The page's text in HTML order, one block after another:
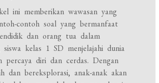
ini memberikan wawasan yang
contoh soal yang bermanfaat
dan orang tua dalam
siswa kelas 1 SD menjelajahi dunia
percaya diri dan cerdas. Dengan
dan bereksplorasi, anak-anak akan